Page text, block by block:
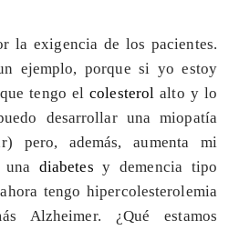
la exigencia de los pacientes.
ejemplo, porque si yo estoy
tengo elcolesterol alto y lo
desarrollar una miopatía
pero, además, aumenta mi
una diabetes y demencia tipo
tengo hipercolesterolemia
Alzheimer. ¿Qué estamos